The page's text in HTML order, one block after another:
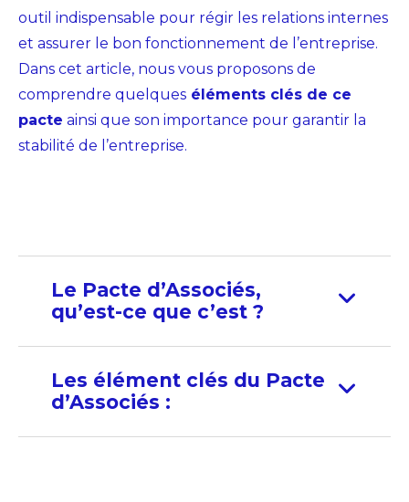
outil indispensable pour régir les relations internes
et assurer le bon fonctionnement de l’entreprise.
Dans cet article, nous vous proposons de
comprendre quelques éléments clés de ce
pacte ainsi que son importance pour garantir la
stabilité de l’entreprise.
Le Pacte d’Associés,
qu’est-ce que c’est ?
Les élément clés du Pacte
d’Associés :